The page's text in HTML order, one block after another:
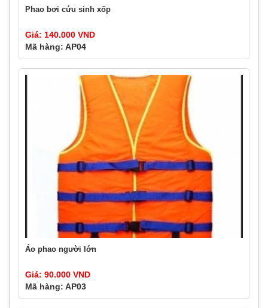
Phao bơi cứu sinh xốp
Giá: 140.000 VND
Mã hàng: AP04
Áo phao người lớn
Giá: 90.000 VND
Mã hàng: AP03